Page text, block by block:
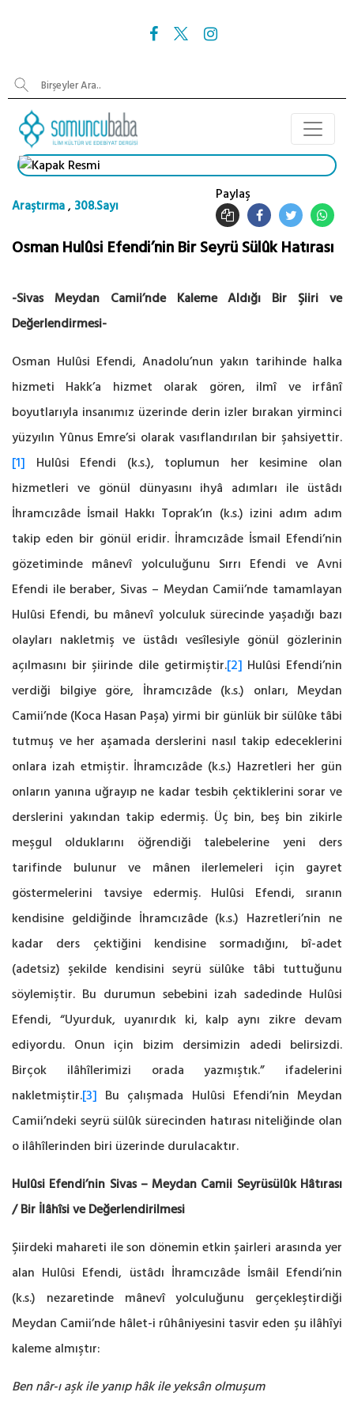
Araştırma, 308.Sayı
Paylaş
Osman Hulûsi Efendi’nin Bir Seyrü Sülûk Hatırası
-Sivas Meydan Camii’nde Kaleme Aldığı Bir Şiiri ve
Değerlendirmesi-
Osman Hulûsi Efendi, Anadolu’nun yakın tarihinde halka
hizmeti Hakk’a hizmet olarak gören, ilmî ve irfânî
boyutlarıyla insanımız üzerinde derin izler bırakan yirminci
yüzyılın Yûnus Emre’si olarak vasıflandırılan bir şahsiyettir.
[1] Hulûsi Efendi (k.s.), toplumun her kesimine olan
hizmetleri ve gönül dünyasını ihyâ adımları ile üstâdı
İhramcızâde İsmail Hakkı Toprak’ın (k.s.) izini adım adım
takip eden bir gönül eridir. İhramcızâde İsmail Efendi’nin
gözetiminde mânevî yolculuğunu Sırrı Efendi ve Avni
Efendi ile beraber, Sivas – Meydan Camii’nde tamamlayan
Hulûsi Efendi, bu mânevî yolculuk sürecinde yaşadığı bazı
olayları nakletmiş ve üstâdı vesîlesiyle gönül gözlerinin
açılmasını bir şiirinde dile getirmiştir.[2] Hulûsi Efendi’nin
verdiği bilgiye göre, İhramcızâde (k.s.) onları, Meydan
Camii’nde (Koca Hasan Paşa) yirmi bir günlük bir sülûke tâbi
tutmuş ve her aşamada derslerini nasıl takip edeceklerini
onlara izah etmiştir. İhramcızâde (k.s.) Hazretleri her gün
onların yanına uğrayıp ne kadar tesbih çektiklerini sorar ve
derslerini yakından takip edermiş. Üç bin, beş bin zikirle
meşgul olduklarını öğrendiği talebelerine yeni ders
tarifinde bulunur ve mânen ilerlemeleri için gayret
göstermelerini tavsiye edermiş. Hulûsi Efendi, sıranın
kendisine geldiğinde İhramcızâde (k.s.) Hazretleri’nin ne
kadar ders çektiğini kendisine sormadığını, bî-adet
(adetsiz) şekilde kendisini seyrü sülûke tâbi tuttuğunu
söylemiştir. Bu durumun sebebini izah sadedinde Hulûsi
Efendi, “Uyurduk, uyanırdık ki, kalp aynı zikre devam
ediyordu. Onun için bizim dersimizin adedi belirsizdi.
Birçok ilâhîlerimizi orada yazmıştık.” ifadelerini
nakletmiştir.[3] Bu çalışmada Hulûsi Efendi’nin Meydan
Camii’ndeki seyrü sülûk sürecinden hatırası niteliğinde olan
o ilâhîlerinden biri üzerinde durulacaktır.
Hulûsi Efendi’nin Sivas – Meydan Camii Seyrüsülûk Hâtırası
/Bir İlâhîsi ve Değerlendirilmesi
Şiirdeki mahareti ile son dönemin etkin şairleri arasında yer
alan Hulûsi Efendi, üstâdı İhramcızâde İsmâil Efendi’nin
(k.s.) nezaretinde mânevî yolculuğunu gerçekleştirdiği
Meydan Camii’nde hâlet-i rûhâniyesini tasvir eden şu ilâhîyi
kaleme almıştır:
Ben nâr-ı aşk ile yanıp hâk ile yeksân olmuşum